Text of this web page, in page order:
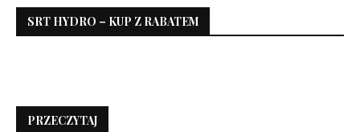
SRT HYDRO – KUP Z RABATEM
PRZECZYTAJ